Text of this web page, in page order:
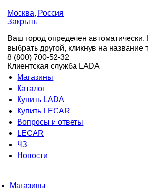
Москва, Россия
Закрыть
Ваш город определен
выбрать другой, кликнув на название
8 (800) 700-52-32
Клиентская служба LADA
Магазины
Каталог
Купить LADA
Купить LECAR
Вопросы и ответы
LECAR
ЧЗ
Новости
Магазины